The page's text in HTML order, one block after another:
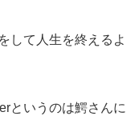
して人生を終えるよ
というのは鰐さんに